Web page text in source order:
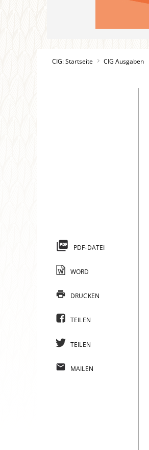
CIG: Startseite CIG Ausgaben
PDF-DATEI
WORD
DRUCKEN
TEILEN
TEILEN
MAILEN